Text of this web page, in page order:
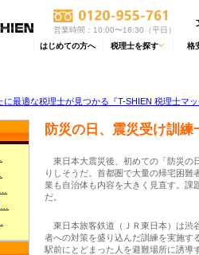
営業時間：10:00〜16:30（平日）
はじめての方へ 税理士を探す 格
に最適な税理士が見つかる『T-SHIEN 税理士マ
防災の日、震災受け訓
東日本大震災後、初めての「防災の
りしそうだ。首都圏で大量の帰宅困
業も自治体も内容を大きく見直す。課
だ。
東日本旅客鉄道（ＪＲ東日本）は渋
者への対策を盛り込んだ訓練を実施す
駅前にとどまった人を避難場所に誘導